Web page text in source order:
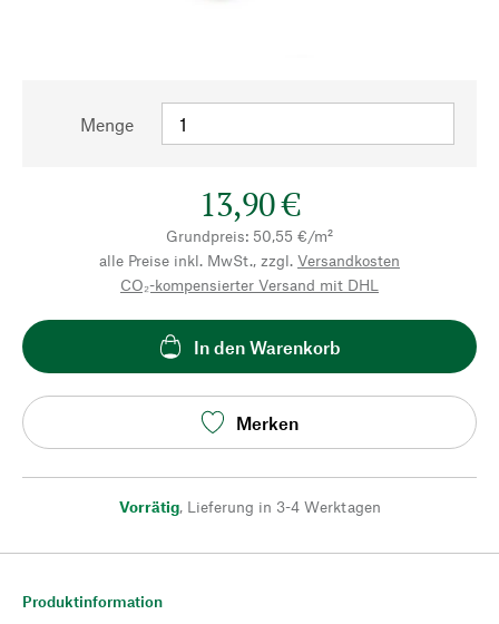
Menge
13,90 €
Grundpreis: 50,55 €/m²
alle Preise inkl. MwSt., zzgl. Versandkosten
CO₂-kompensierter Versand mit DHL
In den Warenkorb
Merken
Vorrätig, Lieferung in 3-4 Werktagen
Produktinformation